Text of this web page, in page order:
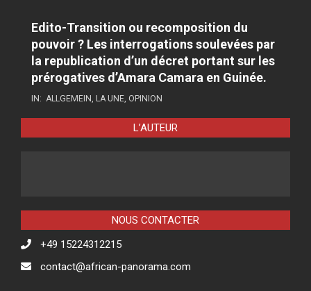
Edito-Transition ou recomposition du
pouvoir ? Les interrogations soulevées par
la republication d’un décret portant sur les
prérogatives d’Amara Camara en Guinée.
IN: ALLGEMEIN, LA UNE, OPINION
L’AUTEUR
NOUS CONTACTER
+49 15224312215
contact@african-panorama.com